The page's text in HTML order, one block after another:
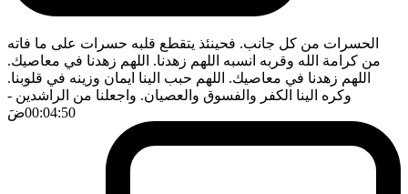
الحسرات من كل جانب. فحينئذ يتقطع قلبه حسرات على ما فاته
من كرامة الله وقربه انسبه اللهم زهدنا. اللهم زهدنا في معاصيك.
اللهم زهدنا في معاصيك. اللهم حبب الينا ايمان وزينه في قلوبنا.
وكره الينا الكفر والفسوق والعصيان. واجعلنا من الراشدين -
00:04:50ضَ